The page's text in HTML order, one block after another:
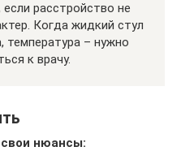
расстройство не
Когда жидкий стул
температура – нужно
к врачу.
нюансы: